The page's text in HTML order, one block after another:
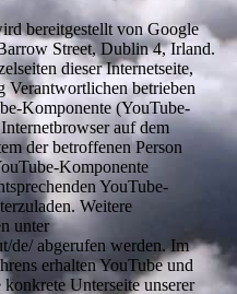
bereitgestellt von Google
Street, Dublin 4, Irland.
dieser Internetseite,
Verantwortlichen betrieben
Komponente (YouTube-
auf dem
der betroffenen Person
Komponente
YouTube-
Weitere
unter
de/ abgerufen werden. Im
erhalten YouTube und
Unterseite unserer